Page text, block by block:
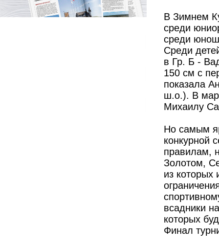
В Зимнем
среди
среди
Среди
в Гр. Б -
150 см с
показала
ш.о.). В
Михаилу
Но самым
конкурной
правилам,
Золотом,
из которых
всадники
которых
Финал